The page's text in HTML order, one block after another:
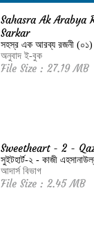
Sahasra Ak Arabya
Sarkar
সহস্র এক আরব্য রজনী (০১)
অনুবাদ ই-বুক
File Size : 27.19 MB
Sweetheart - 2 -
সুইটহার্ট-২ - কাজী
আদার্স বিভাগ
File Size : 2.45 MB